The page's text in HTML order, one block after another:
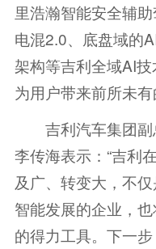
里浩瀚智能安全辅
电混2.0、底盘域的
架构等吉利全域AI
为用户带来前所未有
吉利汽车集团副
李传海表示：“吉利
及广、转变大，不
智能发展的企业，
的得力工具。下一